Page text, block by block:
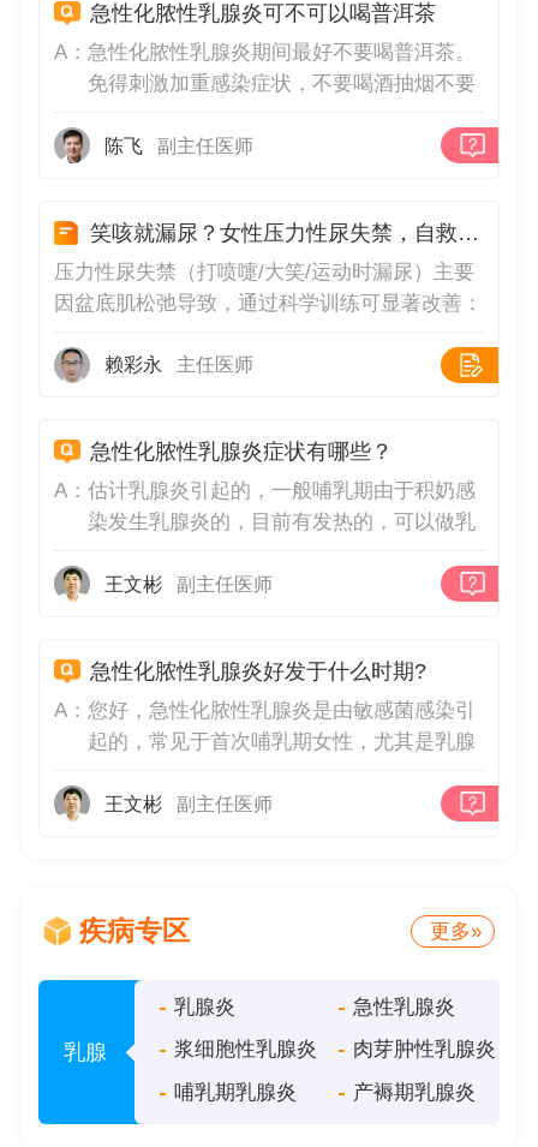
急性化脓性乳腺炎可不可以喝普洱茶
A： 急性化脓性乳腺炎期间最好不要喝普洱茶。
免得刺激加重感染症状，不要喝酒抽烟不要
吃辛辣刺激性食物，不要吃葱姜蒜，不要喝
酒。穿宽松的内衣，清淡饮食，多吃新鲜蔬
要时可以切开引流。
陈飞 副主任医师
笑咳就漏尿？女性压力性尿失禁，自救指南来了！
压力性尿失禁（打喷嚏/大笑/运动时漏尿）主要
因盆底肌松弛导致，通过科学训练可显著改善：
1.凯格尔运动（核心方案）👉准确找到盆底肌
（排尿时中断尿流的肌肉）👉每天3组，每组收
25（每减重5kg
赖彩永 主任医师
急性化脓性乳腺炎症状有哪些？
A：估计乳腺炎引起的，一般哺乳期由于积奶感
染发生乳腺炎的，目前有发热的，可以做乳
腺B超检查，血常规白细胞数量检查确定目
前症状是不是乳腺炎了，如果是乳腺炎哺乳
疗。
王文彬 副主任医师
急性化脓性乳腺炎好发于什么时期?
A：您好，急性化脓性乳腺炎是由敏感菌感染引
起的，常见于首次哺乳期女性，尤其是乳腺
导管不通畅容易出现急性感染，早期治疗以
热敷为主，可以配合口服或者静脉输液抗生
王文彬 副主任医师
疾病专区 更多»
乳腺
乳腺炎
急性乳腺炎
浆细胞性乳腺炎
肉芽肿性乳腺炎
哺乳期乳腺炎
产褥期乳腺炎